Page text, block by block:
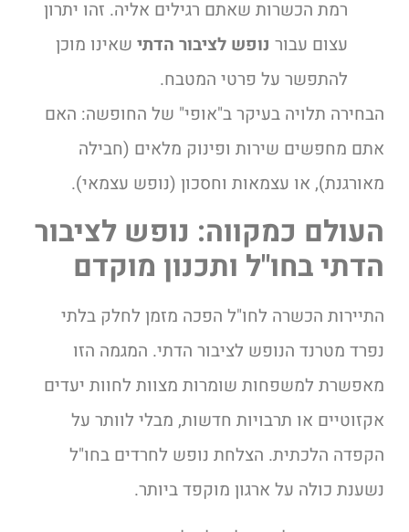
רמת הכשרות שאתם רגילים אליה. זהו יתרון
עצום עבור נופש לציבור הדתי שאינו מוכן
להתפשר על פרטי המטבח.
הבחירה תלויה בעיקר ב"אופי" של החופשה: האם
אתם מחפשים שירות ופינוק מלאים (חבילה
מאורגנת), או עצמאות וחסכון (נופש עצמאי).
העולם כמקווה: נופש לציבור
הדתי בחו"ל ותכנון מוקדם
התיירות הכשרה לחו"ל הפכה מזמן לחלק בלתי
נפרד מטרנד הנופש לציבור הדתי. המגמה הזו
מאפשרת למשפחות שומרות מצוות לחוות יעדים
אקזוטיים או תרבויות חדשות, מבלי לוותר על
הקפדה הלכתית. הצלחת נופש לחרדים בחו"ל
נשענת כולה על ארגון מוקפד ביותר.